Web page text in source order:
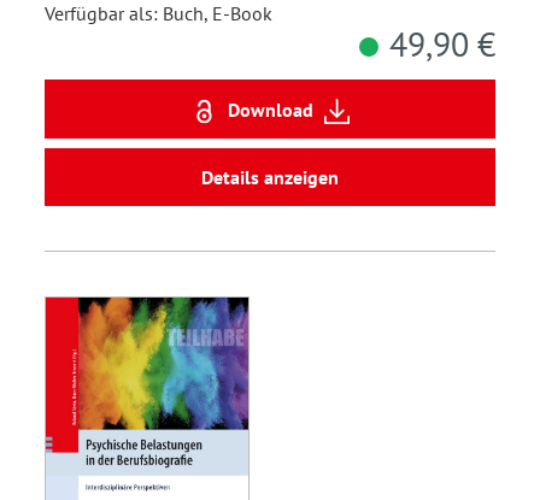
Verfügbar als: Buch, E-Book
49,90 €
Download
Details anzeigen